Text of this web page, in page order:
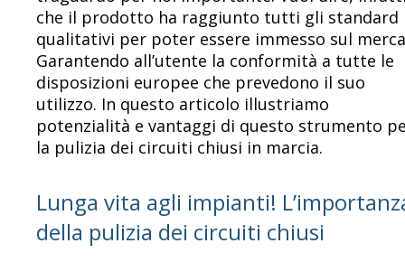
che il prodotto ha raggiunto tutti gli standard
qualitativi per poter essere immesso sul
Garantendo all’utente la conformità a tutte le
disposizioni europee che prevedono il suo
utilizzo. In questo articolo illustriamo
potenzialità e vantaggi di questo strumento
la pulizia dei circuiti chiusi in marcia.
Lunga vita agli impianti!
della pulizia dei circuiti chiusi